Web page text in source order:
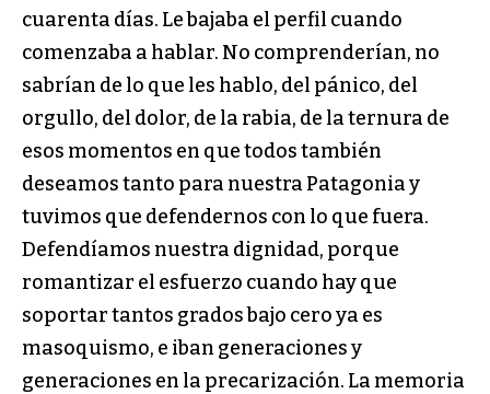
cuarenta días. Le bajaba el perfil cuando
comenzaba a hablar. No comprenderían, no
sabrían de lo que les hablo, del pánico, del
orgullo, del dolor, de la rabia, de la ternura de
esos momentos en que todos también
deseamos tanto para nuestra Patagonia y
tuvimos que defendernos con lo que fuera.
Defendíamos nuestra dignidad, porque
romantizar el esfuerzo cuando hay que
soportar tantos grados bajo cero ya es
masoquismo, e iban generaciones y
generaciones en la precarización. La memoria